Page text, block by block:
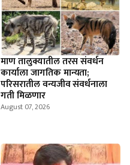
माण तालुक्यातील तरस संवर्धन
कार्याला जागतिक मान्यता;
परिसरातील वन्यजीव संवर्धनाला
गती मिळणार
August 07, 2026